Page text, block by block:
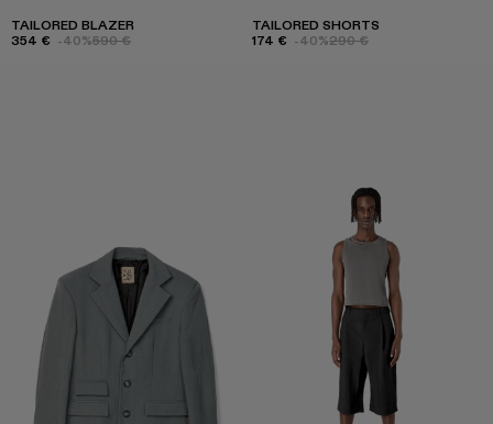
TAILORED BLAZER
354 € -40%590 €
TAILORED SHORTS
174 € -40%290 €